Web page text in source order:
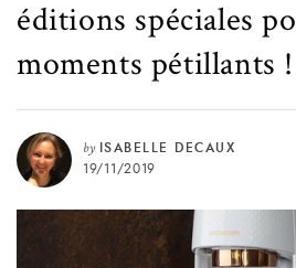
éditions spéciales
moments pétillants !
by ISABELLE DECAUX
19/11/2019